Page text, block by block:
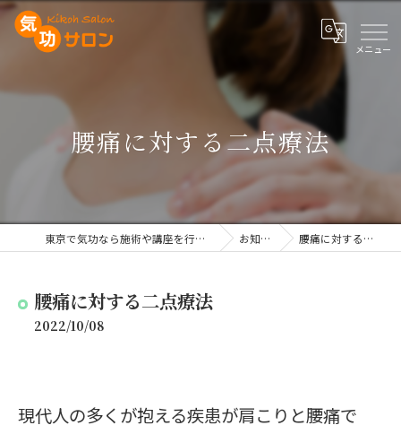
腰痛に対する二点療法
東京で気功なら施術や講座を行う気功サロン お知らせ 腰痛に対する二点療法
腰痛に対する二点療法
2022/10/08
現代人の多くが抱える疾患が肩こりと腰痛で